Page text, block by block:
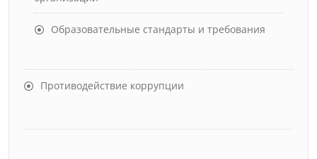
Образовательные стандарты и требования
Противодействие коррупции